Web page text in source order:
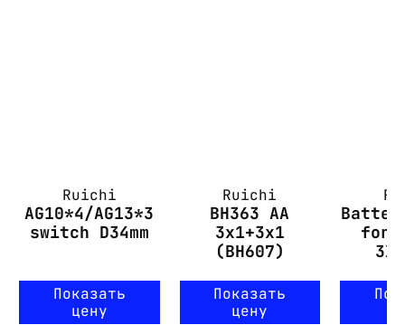
Ruichi
AG10*4/AG13*3
switch D34mm
Показать
цену
Ruichi
BH363 AA
3x1+3x1
(BH607)
Показать
цену
for